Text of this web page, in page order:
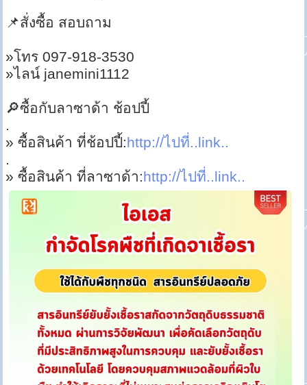
📌สั่งซื้อ สอบถาม
»โทร 097-918-3530
»ไลน์ janemini1112
🔎ซื้อกับลาซาด้า ช้อปปี้
.
» ซื้อสินค้า ที่ช้อปปี้:http://ไปที่..link..
.
» ซื้อสินค้า ที่ลาซาด้า:http://ไปที่..link..